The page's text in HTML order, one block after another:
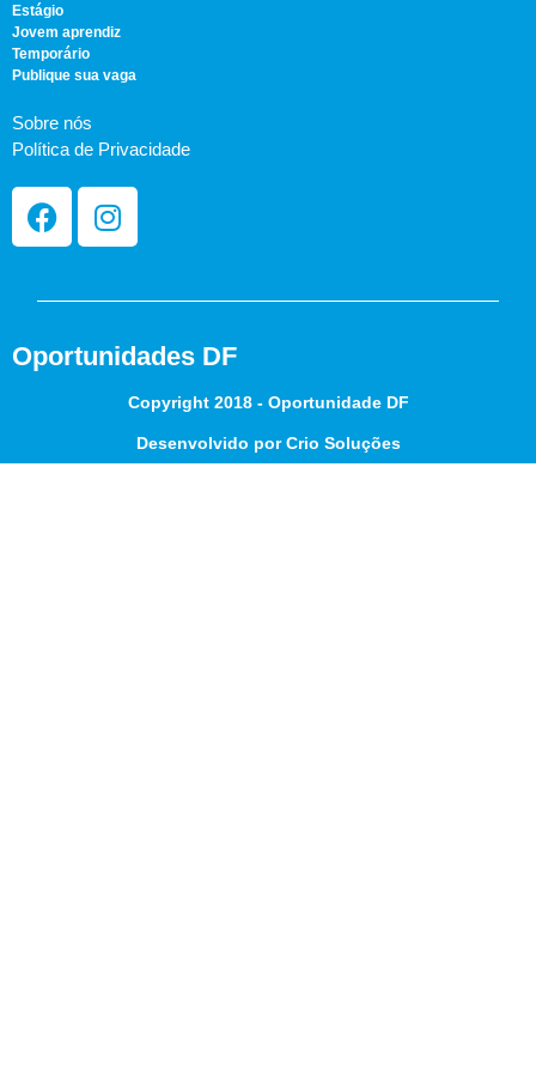
Estágio
Jovem aprendiz
Temporário
Publique sua vaga
Sobre nós
Política de Privacidade
Oportunidades DF
Copyright 2018 - Oportunidade DF
Desenvolvido por Crio Soluções